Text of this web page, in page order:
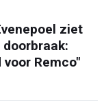
ziet
voor Remco"